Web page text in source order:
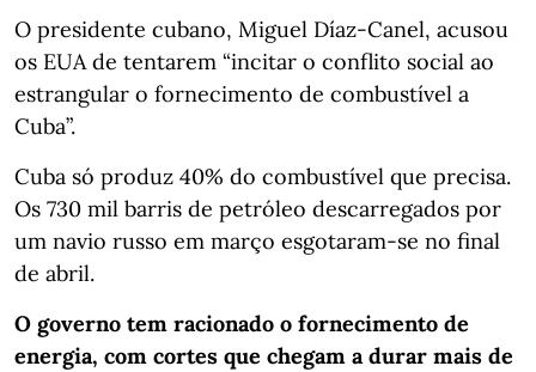
O presidente cubano, Miguel Díaz-Canel, acusou
os EUA de tentarem “incitar o conflito social ao
estrangular o fornecimento de combustível a
Cuba”.
Cuba só produz 40% do combustível que precisa.
Os 730 mil barris de petróleo descarregados por
um navio russo em março esgotaram-se no final
de abril.
O governo tem racionado o fornecimento de
energia, com cortes que chegam a durar mais de